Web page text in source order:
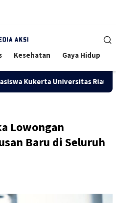
Kesehatan Gaya Hidup
Universitas Riau
Lowongan
Baru di Seluruh